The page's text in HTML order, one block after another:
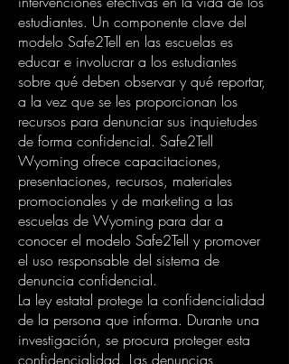
estudiantes. Un componente clave del
modelo Safe2Tell en las escuelas es
educar e involucrar a los estudiantes
sobre qué deben observar y qué reportar,
a la vez que se les proporcionan los
recursos para denunciar sus inquietudes
de forma confidencial. Safe2Tell
Wyoming ofrece capacitaciones,
presentaciones, recursos, materiales
promocionales y de marketing a las
escuelas de Wyoming para dar a
conocer el modelo Safe2Tell y promover
el uso responsable del sistema de
denuncia confidencial.
La ley estatal protege la confidencialidad
de la persona que informa. Durante una
investigación, se procura proteger esta
confidencialidad. Las denuncias